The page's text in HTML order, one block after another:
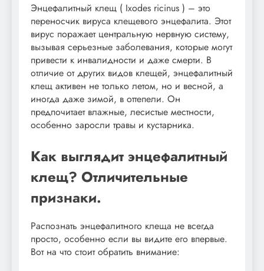
Энцефалитный клещ ( Ixodes ricinus ) – это
переносчик вируса клещевого энцефалита. Этот
вирус поражает центральную нервную систему,
вызывая серьезные заболевания, которые могут
привести к инвалидности и даже смерти. В
отличие от других видов клещей, энцефалитный
клещ активен не только летом, но и весной, а
иногда даже зимой, в оттепели. Он
предпочитает влажные, лесистые местности,
особенно заросли травы и кустарника.
Как выглядит энцефалитный
клещ? Отличительные
признаки.
Распознать энцефалитного клеща не всегда
просто, особенно если вы видите его впервые.
Вот на что стоит обратить внимание: